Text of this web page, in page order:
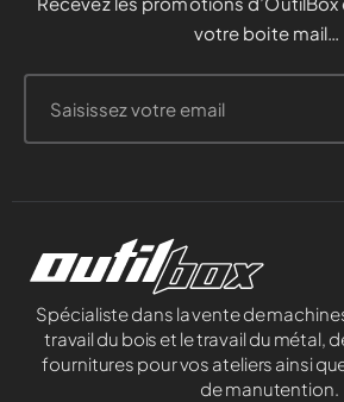
votre boite mail…
Spécialiste dans la vente de
travail du bois et le travail du métal,
fournitures pour vos ateliers ainsi
de manutention.